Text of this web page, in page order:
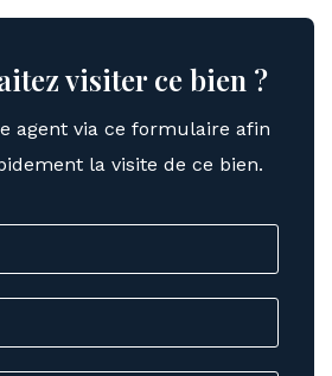
visiter ce bien ?
agent via ce formulaire afin
la visite de ce bien.